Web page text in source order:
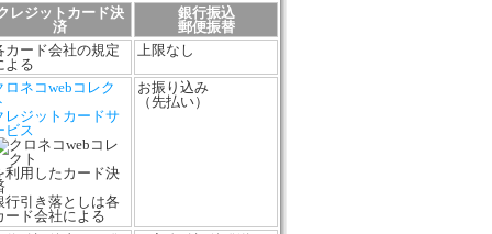
レジットカード決
済
銀行振込
郵便振替
カード会社の規定
よる
上限なし
ロネコwebコレク
レジットカードサ
ビス
利用したカード決
行引き落としは各
ード会社による
お振り込み
（先払い）